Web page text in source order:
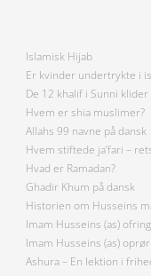
Islamisk Hijab
Er kvinder undertrykte i
De 12 khalif i Sunni klider
Hvem er shia muslimer?
Allahs 99 navne på dansk
Hvem stiftede ja’fari –
Hvad er Ramadan?
Ghadir Khum på dansk
Historien om Husseins
Imam Husseins (as)
Imam Husseins (as) oprør
Ashura – En lektion i